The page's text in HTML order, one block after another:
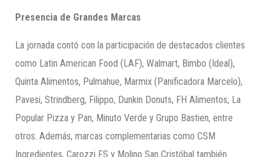
Presencia de Grandes Marcas
La jornada contó con la participación de destacados clientes
como Latin American Food (LAF), Walmart, Bimbo (Ideal),
Quinta Alimentos, Pulmahue, Marmix (Panificadora Marcelo),
Pavesi, Strindberg, Filippo, Dunkin Donuts, FH Alimentos, La
Popular Pizza y Pan, Minuto Verde y Grupo Bastien, entre
otros. Además, marcas complementarias como CSM
Ingredientes, Carozzi FS y Molino San Cristóbal también